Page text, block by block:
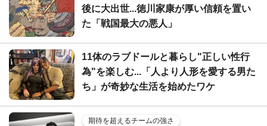
後に大出世...徳川家康が厚い信頼を置い
た「戦国最大の悪人」
11体のラブドールと暮らし"正しい性行
為"を楽しむ...「人より人形を愛する男た
ち」が奇妙な生活を始めたワケ
期待を超えるチームの強さ